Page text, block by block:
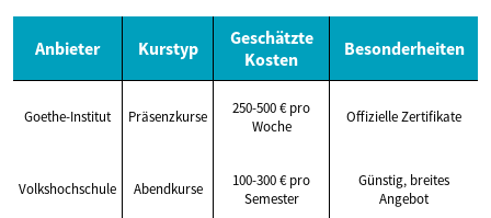
Anbieter Kurstyp
Geschätzte
Kosten
Besonderheiten
Goethe-Institut Präsenzkurse
250-500 € pro
Woche
Offizielle Zertifikate
Volkshochschule Abendkurse
100-300 € pro
Semester
Günstig, breites
Angebot